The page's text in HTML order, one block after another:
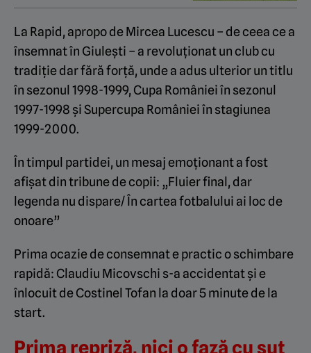
La Rapid, apropo de Mircea Lucescu – de ceea ce a
însemnat în Giulești – a revoluționat un club cu
tradiție dar fără forță, unde a adus ulterior un titlu
în sezonul 1998-1999, Cupa României în sezonul
1997-1998 și Supercupa României în stagiunea
1999-2000.
În timpul partidei, un mesaj emoționant a fost
afișat din tribune de copii: „Fluier final, dar
legenda nu dispare/ În cartea fotbalului ai loc de
onoare”
Prima ocazie de consemnat e practic o schimbare
rapidă: Claudiu Micovschi s-a accidentat şi e
înlocuit de Costinel Tofan la doar 5 minute de la
start.
Prima repriză, nici o fază cu șut